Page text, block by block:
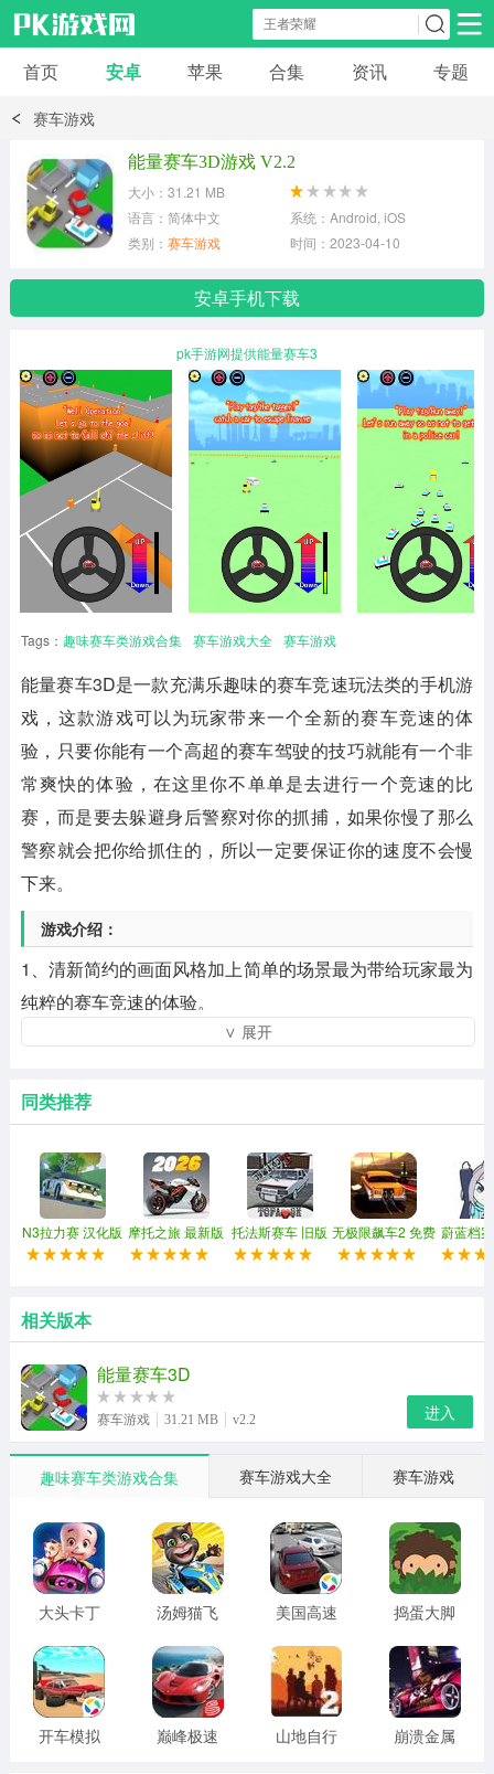
安卓应用 安卓游戏
模拟经营
首页 安卓 苹果 合集 资讯 专题
赛车游戏
能量赛车3D游戏 V2.2
大小：31.21 MB
语言：简体中文
系统：Android, iOS
类别： 赛车游戏 时间：2023-04-10
安卓手机下载
pk手游网提供能量赛车3
Tags： 趣味赛车类游戏合集 赛车游戏大全 赛车游戏
能量赛车3D是一款充满乐趣味的赛车竞速玩法类的手机游
戏，这款游戏可以为玩家带来一个全新的赛车竞速的体
验，只要你能有一个高超的赛车驾驶的技巧就能有一个非
常爽快的体验，在这里你不单单是去进行一个竞速的比
赛，而是要去躲避身后警察对你的抓捕，如果你慢了那么
警察就会把你给抓住的，所以一定要保证你的速度不会慢
下来。
游戏介绍：
1、清新简约的画面风格加上简单的场景最为带给玩家最为
纯粹的赛车竞速的体验。
2、这款游戏的漂移还是很爽快的，只要你想你可以随时随
3、以你最快的速度去躲避警察对你的抓捕，千万不能被警
察给抓住了，享受最好的竞速体验。
游戏特色：
1、车辆的选择还是很丰富的，选择一个你喜欢的车辆才会
2、你还可以通过漂移来积攒能量，当你的能力积攒满了之
3、场景中没有固定的赛道，只要你看到的都是可以让你去
行驶的，利用各种方法来甩掉警察。
游戏点评：
虽然游戏的玩法很简单，但是操作的乐趣还是很充足的，
不会让玩家感觉到很无聊。
∨ 展开
同类推荐
N3拉力赛 汉化版 摩托之旅 最新版 托法斯赛车 旧版
本
无极限飙车2 免费
版
蔚蓝档
联
相关版本
能量赛车3D
赛车游戏 31.21 MB v2.2 进入
趣味赛车类游戏合集 赛车游戏大全 赛车游戏
大头卡丁
新版
汤姆猫飞
新版
美国高速
器 英文版
捣蛋大脚
机中文版
开车模拟
巅峰极速
山地自行
崩溃金属